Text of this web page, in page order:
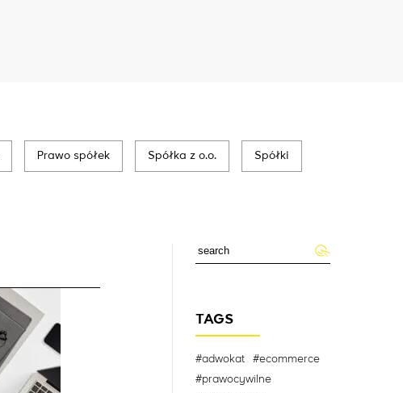
Prawo spółek Spółka z o.o. Spółki
TAGS
#adwokat
#ecommerce
#prawocywilne